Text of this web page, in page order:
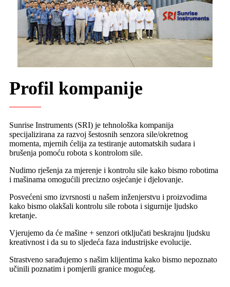
Profil kompanije
Sunrise Instruments (SRI) je tehnološka kompanija
specijalizirana za razvoj šestosnih senzora sile/okretnog
momenta, mjernih ćelija za testiranje automatskih sudara i
brušenja pomoću robota s kontrolom sile.
Nudimo rješenja za mjerenje i kontrolu sile kako bismo robotima
i mašinama omogućili precizno osjećanje i djelovanje.
Posvećeni smo izvrsnosti u našem inženjerstvu i proizvodima
kako bismo olakšali kontrolu sile robota i sigurnije ljudsko
kretanje.
Vjerujemo da će mašine + senzori otključati beskrajnu ljudsku
kreativnost i da su to sljedeća faza industrijske evolucije.
Strastveno sarađujemo s našim klijentima kako bismo nepoznato
učinili poznatim i pomjerili granice mogućeg.